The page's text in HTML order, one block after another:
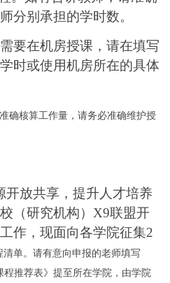
分别承担的学时数。
要在机房授课，请在填写
时或使用机房所在的具体
确核算工作量，请务必准确维护授
开放共享，提升人才培养
（研究机构） X9联盟开
作，现面向各学院征集2
单。请有意向申报的老师填写
程推荐表》提至所在学院，由学院